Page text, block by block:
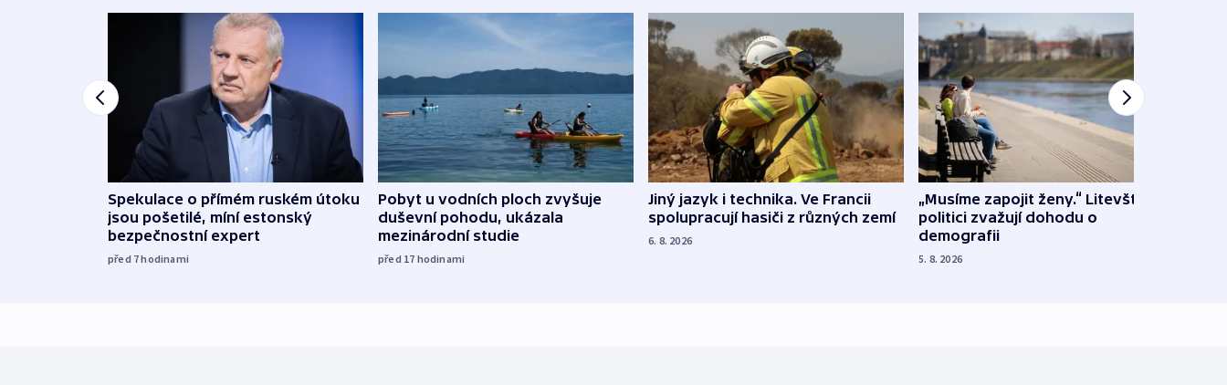
Spekulace o přímém ruském útoku
jsou pošetilé, míní estonský
bezpečnostní expert
před 7hodinami
Pobyt u vodních ploch zvyšuje
duševní pohodu, ukázala
mezinárodní studie
před 17 hodinami
Jiný jazyk i technika. Ve Francii
spolupracují hasiči z různých zemí
6. 8. 2026
„Musíme zapojit ženy.“ Litevští
politici zvažují dohodu o
demografii
5. 8. 2026